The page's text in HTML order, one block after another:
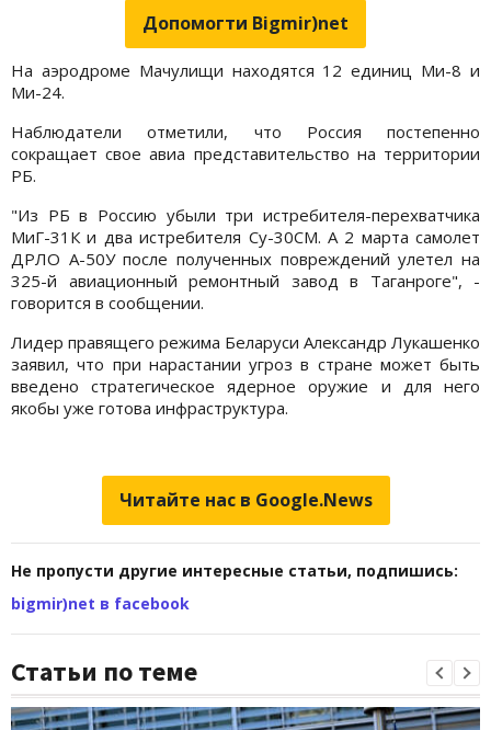
Допомогти Bigmir)net
На аэродроме Мачулищи находятся 12 единиц Ми-8 и
Ми-24.
Наблюдатели отметили, что Россия постепенно
сокращает свое авиа представительство на территории
РБ.
"Из РБ в Россию убыли три истребителя-перехватчика
МиГ-31К и два истребителя Су-30СМ. А 2 марта самолет
ДРЛО А-50У после полученных повреждений улетел на
325-й авиационный ремонтный завод в Таганроге", -
говорится в сообщении.
Лидер правящего режима Беларуси Александр Лукашенко
заявил, что при нарастании угроз в стране может быть
введено стратегическое ядерное оружие и для него
якобы уже готова инфраструктура.
Читайте нас в Google.News
Не пропусти другие интересные статьи, подпишись:
bigmir)net в facebook
Статьи по теме